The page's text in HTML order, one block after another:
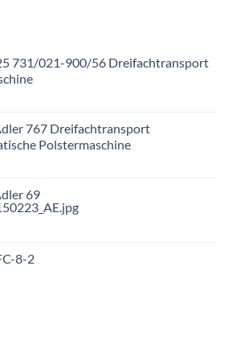
731/021-900/56 Dreifachtransport
767 Dreifachtransport
Polstermaschine
69
8-2